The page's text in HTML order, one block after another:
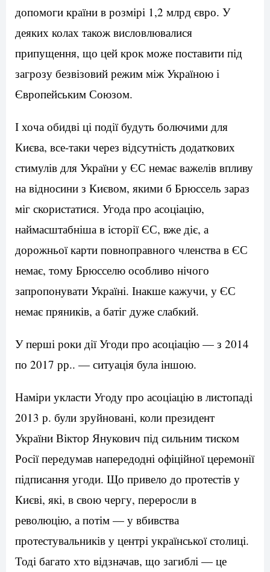
допомоги країни в розмірі 1,2 млрд євро. У
деяких колах також висловлювалися
припущення, що цей крок може поставити під
загрозу безвізовий режим між Україною і
Європейським Союзом.
І хоча обидві ці події будуть болючими для
Києва, все-таки через відсутність додаткових
стимулів для України у ЄС немає важелів впливу
на відносини з Києвом, якими б Брюссель зараз
міг скористатися. Угода про асоціацію,
наймасштабніша в історії ЄС, вже діє, а
дорожньої карти повноправного членства в ЄС
немає, тому Брюсселю особливо нічого
запропонувати Україні. Інакше кажучи, у ЄС
немає пряників, а батіг дуже слабкий.
У перші роки дії Угоди про асоціацію — з 2014
по 2017 рр.. — ситуація була іншою.
Наміри укласти Угоду про асоціацію в листопаді
2013 р. були зруйновані, коли президент
України Віктор Янукович під сильним тиском
Росії передумав напередодні офіційної церемонії
підписання угоди. Що привело до протестів у
Києві, які, в свою чергу, переросли в
революцію, а потім — у вбивства
протестувальників у центрі української столиці.
Тоді багато хто відзначав, що загиблі — це